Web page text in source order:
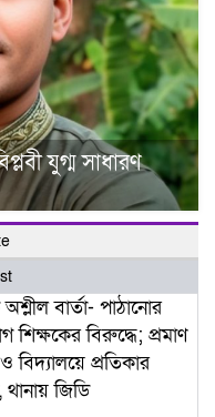
যুগ্ম সাধারণ
অশ্লীল বার্তা- পাঠানোর
শিক্ষকের বিরুদ্ধে; প্রমাণ
বিদ্যালয়ে প্রতিকার
থানায় জিডি